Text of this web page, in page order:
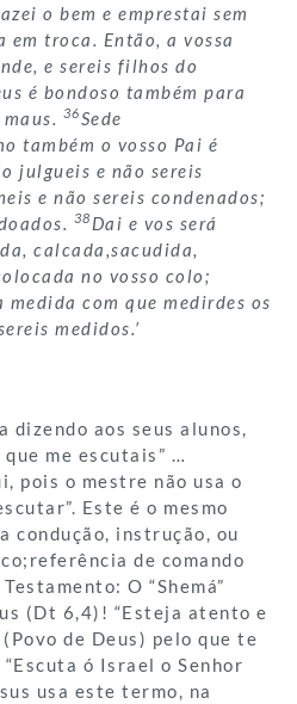
o bem e emprestai sem
em troca. Então, a vossa
e sereis filhos do
é bondoso também para
36Sede
também o vosso Pai é
julgueis e não sereis
e não sereis condenados;
38 Dai e vos será
calcada,sacudida,
no vosso colo;
medida com que medirdes os
medidos.’
dizendo aos seus alunos,
me escutais” …
pois o mestre não usa o
Este é o mesmo
condução, instrução, ou
de comando
O “Shemá”
(Dt 6,4)! “Esteja atento e
de Deus) pelo que te
ó Israel o Senhor
usa este termo, na